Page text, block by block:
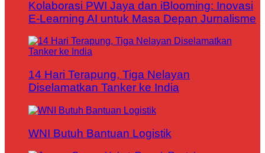
Kolaborasi PWI Jaya dan iBlooming: Inovasi
E-Learning AI untuk Masa Depan Jurnalisme
14 Hari Terapung, Tiga Nelayan
Diselamatkan Tanker ke India
WNI Butuh Bantuan Logistik